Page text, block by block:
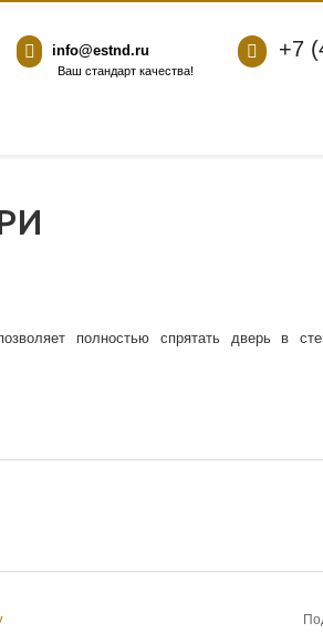
info@estnd.ru
Ваш стандарт качества!
+7
полностью спрятать дверь в